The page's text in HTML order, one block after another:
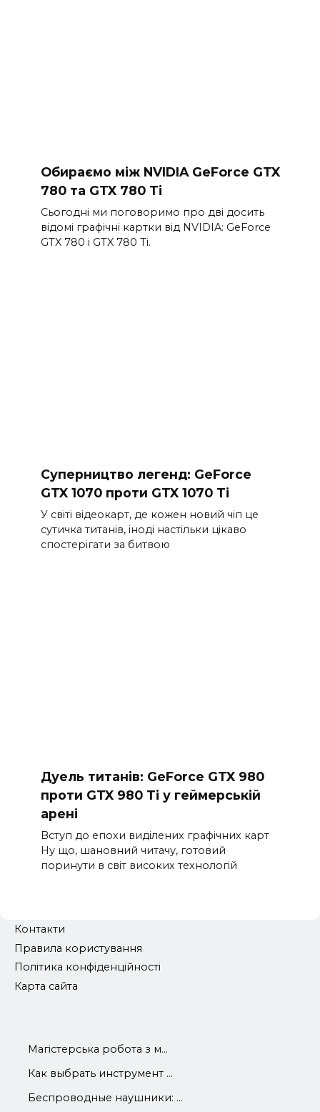
Обираємо між NVIDIA GeForce GTX
780 та GTX 780 Ti
Сьогодні ми поговоримо про дві досить
відомі графічні картки від NVIDIA: GeForce
GTX 780 і GTX 780 Ti.
Суперництво легенд: GeForce
GTX 1070 проти GTX 1070 Ti
У світі відеокарт, де кожен новий чіп це
сутичка титанів, іноді настільки цікаво
спостерігати за битвою
Дуель титанів: GeForce GTX 980
проти GTX 980 Ti у геймерській
арені
Вступ до епохи виділених графічних карт
Ну що, шановний читачу, готовий
поринути в світ високих технологій
Контакти
Правила користування
Політика конфіденційності
Карта сайта
Магістерська робота з м...
Как выбрать инструмент ...
Беспроводные наушники: ...